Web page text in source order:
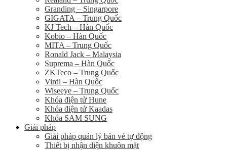
Granding – Singarpore
GIGATA – Trung Quốc
KJ Tech – Hàn Quốc
Kobio – Hàn Quốc
MITA – Trung Quốc
Ronald Jack – Malaysia
Suprema – Hàn Quốc
ZKTeco – Trung Quốc
Virdi – Hàn Quốc
Wiseeye – Trung Quốc
Khóa điện tử Hune
Khóa điện tử Kaadas
Khóa SAM SUNG
Giải pháp
Giải pháp quản lý bán vé tự động
Thiết bị nhận diện khuôn mặt